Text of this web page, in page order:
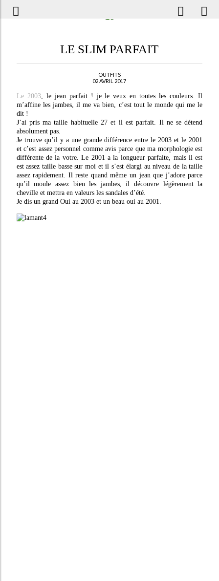
LE SLIM PARFAIT
OUTFITS
02 AVRIL 2017
Le 2003, le jean parfait ! je le veux en toutes les couleurs. Il
m’affine les jambes, il me va bien, c’est tout le monde qui me le
dit !
J’ai pris ma taille habituelle 27 et il est parfait. Il ne se détend
absolument pas.
Je trouve qu’il y a une grande différence entre le 2003 et le 2001
et c’est assez personnel comme avis parce que ma morphologie est
différente de la votre. Le 2001 a la longueur parfaite, mais il est
est assez taille basse sur moi et il s’est élargi au niveau de la taille
assez rapidement. Il reste quand même un jean que j’adore parce
qu’il moule assez bien les jambes, il découvre légèrement la
cheville et mettra en valeurs les sandales d’été.
Je dis un grand Oui au 2003 et un beau oui au 2001.